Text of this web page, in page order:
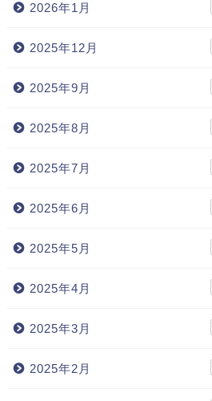
2026年1月
2025年12月
2025年9月
2025年8月
2025年7月
2025年6月
2025年5月
2025年4月
2025年3月
2025年2月